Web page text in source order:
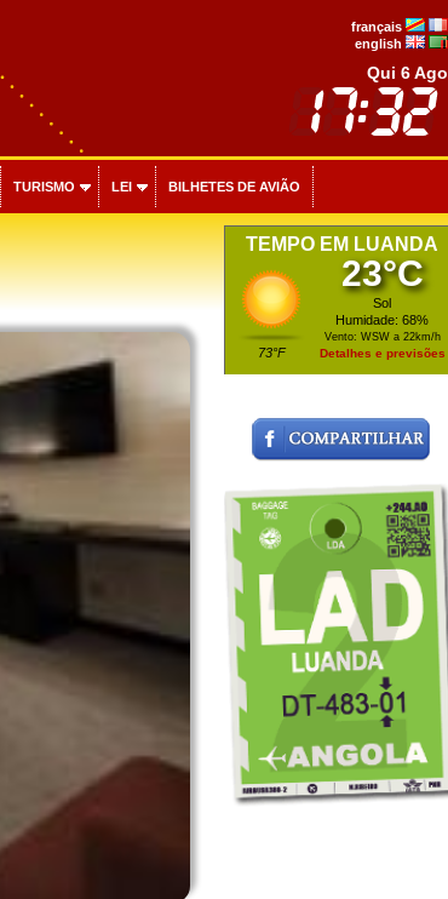
français
english
Qui 6 Ago
TURISMO LEI BILHETES DE AVIÃO
TEMPO EM LUANDA
73°F
23°C
Sol
Humidade: 68%
Vento: WSW a 22km/h
Detalhes e previsões